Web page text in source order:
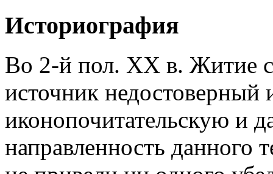
Историография
Во 2-й пол. XX в. Житие
источник недостоверный
иконопочитательскую и
направленность данного